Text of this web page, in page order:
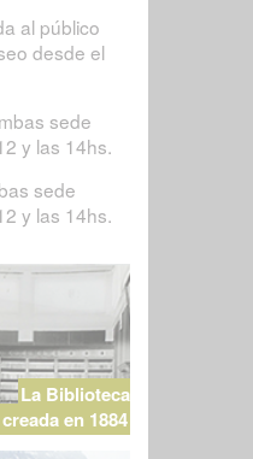
al público
desde el
sede
y las 14hs.
sede
y las 14hs.
La Biblioteca
en 1884